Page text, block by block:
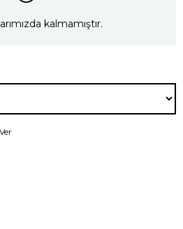
kalmamıştır.